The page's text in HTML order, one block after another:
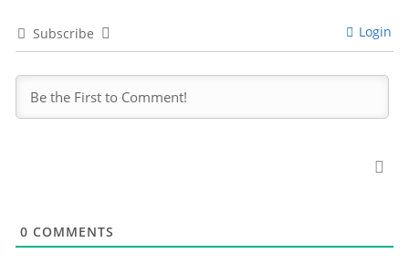
Subscribe Login
0 COMMENTS